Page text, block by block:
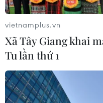
vietnamplus.vn
Xã Tây Giang khai
Tu lần thứ 1